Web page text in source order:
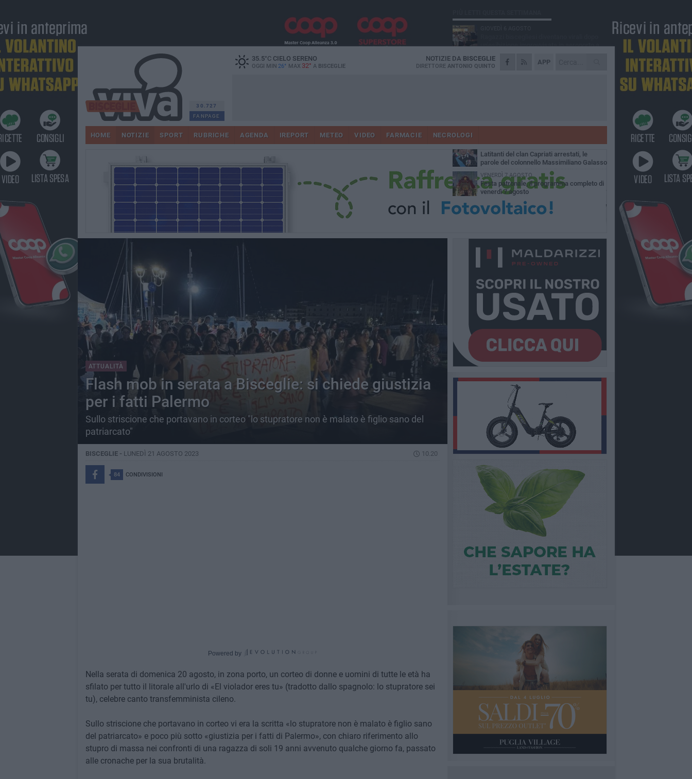
30.727
FANPAGE
35.5°CCIELO SERENO
OGGI MIN 26° MAX 32° A BISCEGLIE
APP
NOTIZIE DA BISCEGLIE
DIRETTORE ANTONIO QUINTO
HOME NOTIZIE SPORT RUBRICHE AGENDA IREPORT METEO VIDEO FARMACIE NECROLOGI
ATTUALITÀ
Flash mob in serata a Bisceglie: si chiede giustizia
per i fatti Palermo
Sullo striscione che portavano in corteo "lo stupratore non è malato è figlio sano del
patriarcato"
BISCEGLIE - LUNEDÌ 21 AGOSTO 2023 10.20
84 CONDIVISIONI
Powered by
Nella serata di domenica 20 agosto, in zona porto, un corteo di donne e uomini di tutte le età ha
sfilato per tutto il litorale all'urlo di «El violador eres tu» (tradotto dallo spagnolo: lo stupratore sei
tu), celebre canto transfemminista cileno.
Sullo striscione che portavano in corteo vi era la scritta «lo stupratore non è malato è figlio sano
del patriarcato» e poco più sotto «giustizia per i fatti di Palermo», con chiaro riferimento allo
stupro di massa nei confronti di una ragazza di soli 19 anni avvenuto qualche giorno fa, passato
alle cronache per la sua brutalità.
un'esibizione improvvisata in aeroporto a
MARTEDÌ 4 AGOSTO
Emergenza caldo, il Comune di Bisceglie
Due auto incendiate nella notte in via Dieta
SABATO 8 AGOSTO
Latitanti del clan Capriati arrestati, le
parole del colonnello Massimiliano Galasso
VENERDÌ 7 AGOSTO
Festa patronale, il programma completo di
venerdì 7 agosto